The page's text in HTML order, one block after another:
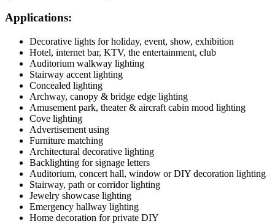
Applications:
Decorative lights for holiday, event, show, exhibition
Hotel, internet bar, KTV, the entertainment, club
Auditorium walkway lighting
Stairway accent lighting
Concealed lighting
Archway, canopy & bridge edge lighting
Amusement park, theater & aircraft cabin mood lighting
Cove lighting
Advertisement using
Furniture matching
Architectural decorative lighting
Backlighting for signage letters
Auditorium, concert hall, window or DIY decoration lighting
Stairway, path or corridor lighting
Jewelry showcase lighting
Emergency hallway lighting
Home decoration for private DIY